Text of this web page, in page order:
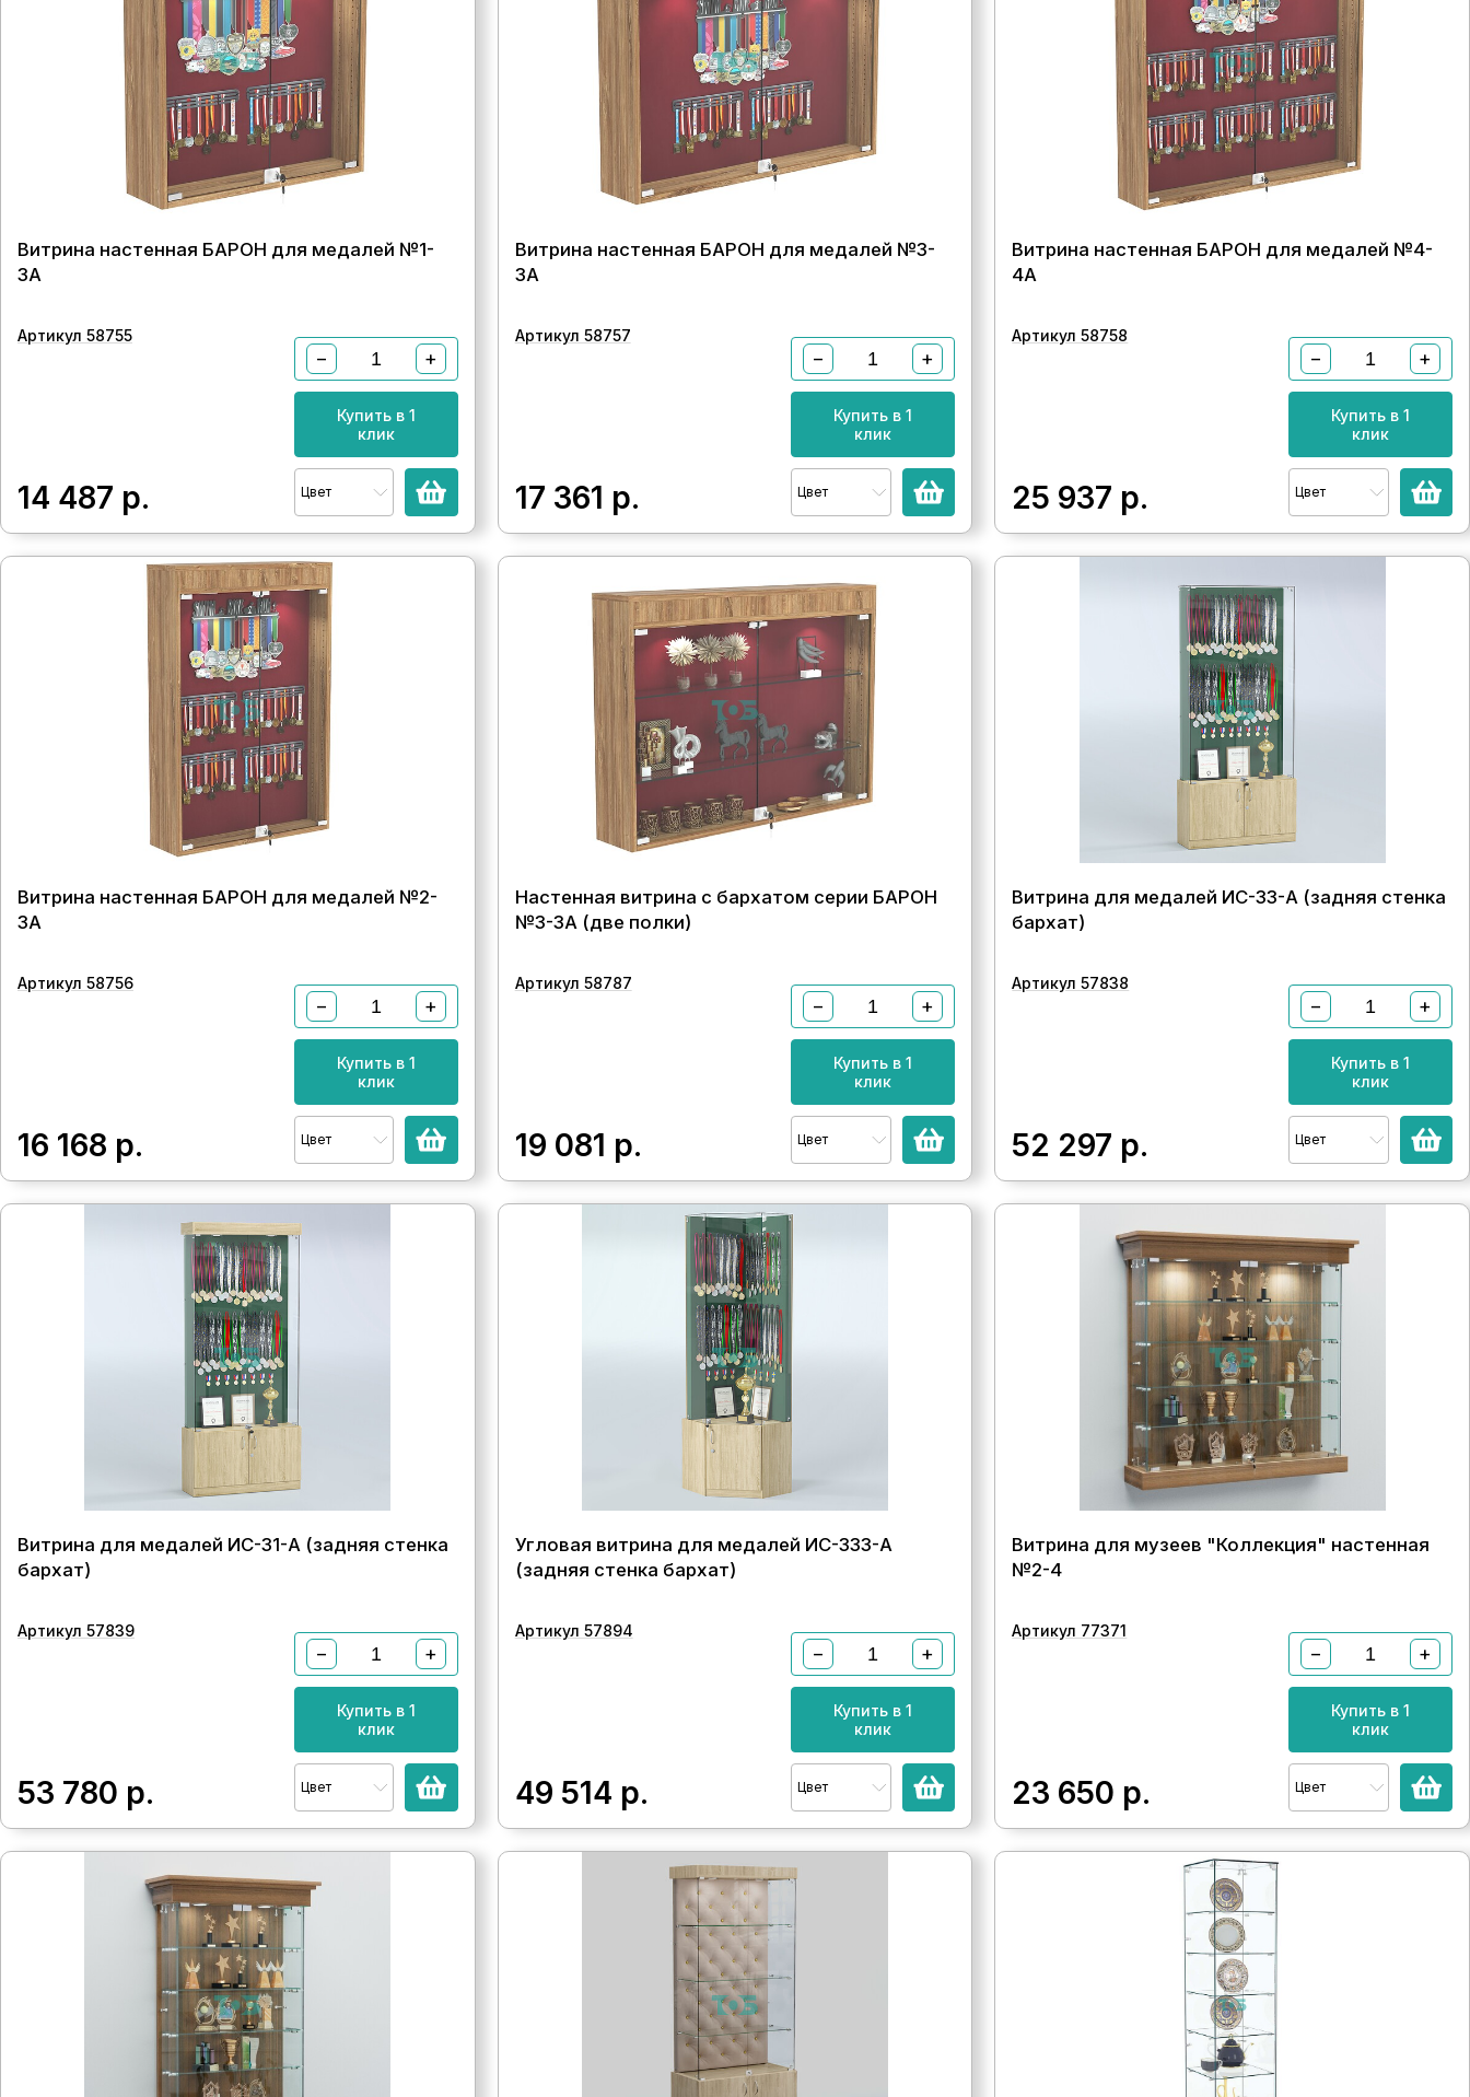
Витрина настенная БАРОН для медалей №1-
3А
Артикул 58755
14 487 р.
− +
Купить в 1
клик
Цвет
Витрина настенная БАРОН для медалей №3-
3А
Артикул 58757
17 361 р.
− +
Купить в 1
клик
Цвет
Витрина настенная БАРОН для медалей №4-
4А
Артикул 58758
25 937 р.
− +
Купить в 1
клик
Цвет
Витрина настенная БАРОН для медалей №2-
3А
Артикул 58756
16 168 р.
− +
Купить в 1
клик
Цвет
Настенная витрина с бархатом серии БАРОН
№3-3А (две полки)
Артикул 58787
19 081 р.
− +
Купить в 1
клик
Цвет
Витрина для медалей ИС-33-А (задняя стенка
бархат)
Артикул 57838
52 297 р.
− +
Купить в 1
клик
Цвет
Витрина для медалей ИС-31-А (задняя стенка
бархат)
Артикул 57839
53 780 р.
− +
Купить в 1
клик
Цвет
Угловая витрина для медалей ИС-333-А
(задняя стенка бархат)
Артикул 57894
49 514 р.
− +
Купить в 1
клик
Цвет
Витрина для музеев "Коллекция" настенная
№2-4
Артикул 77371
23 650 р.
− +
Купить в 1
клик
Цвет